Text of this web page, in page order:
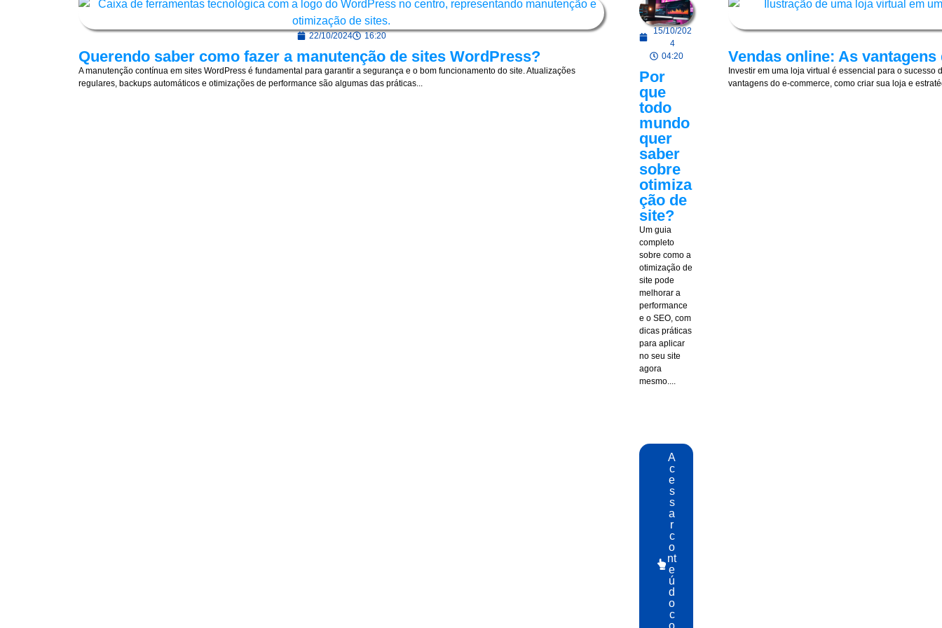
22/10/2024 16:20
Querendo saber como fazer a manutenção de sites WordPress?
A manutenção contínua em sites WordPress é fundamental para garantir a segurança e o bom funcionamento do site. Atualizações
regulares, backups automáticos e otimizações de performance são algumas das práticas...
15/10/202
4
04:20
Por
que
todo
mundo
quer
saber
sobre
otimiza
ção de
site?
Um guia
completo
sobre como a
otimização de
site pode
melhorar a
performance
e o SEO, com
dicas práticas
para aplicar
no seu site
agora
mesmo....
A
c
e
s
s
a
r
c
o
nt
e
ú
d
o
c
Vendas online: As
Investir em uma loja virtual é essencial para o
vantagens do e-commerce, como criar sua loja e